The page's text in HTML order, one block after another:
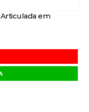
em